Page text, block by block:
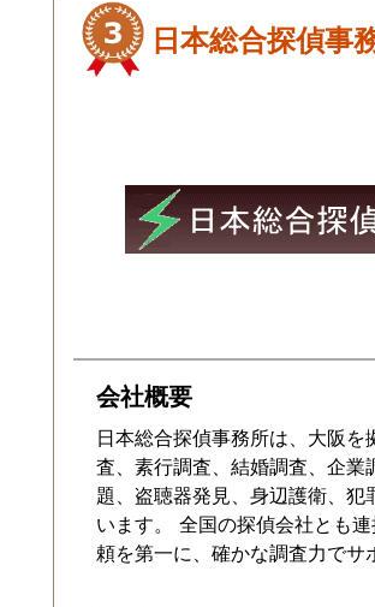
日本総合探偵事
会社概要
日本総合探偵事務所は、大阪
査、素行調査、結婚調査、企
題、盗聴器発見、身辺護衛、
います。 全国の探偵会社とも
頼を第一に、確かな調査力でサ